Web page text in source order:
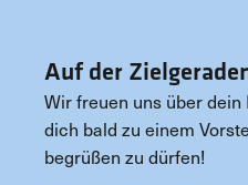
Auf der
Wir freuen uns über
dich bald zu einem
begrüßen zu dürfen!